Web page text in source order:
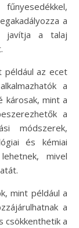
a
javítja a talaj
például az ecet
a
károsak, mint a
a
módszerek,
és kémiai
mivel
mint például a
a
csökkenthetik a